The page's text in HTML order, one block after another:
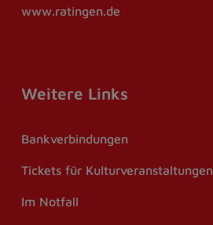
www.ratingen.de
Weitere Links
Bankverbindungen
Tickets für Kulturveranstaltungen
Im Notfall